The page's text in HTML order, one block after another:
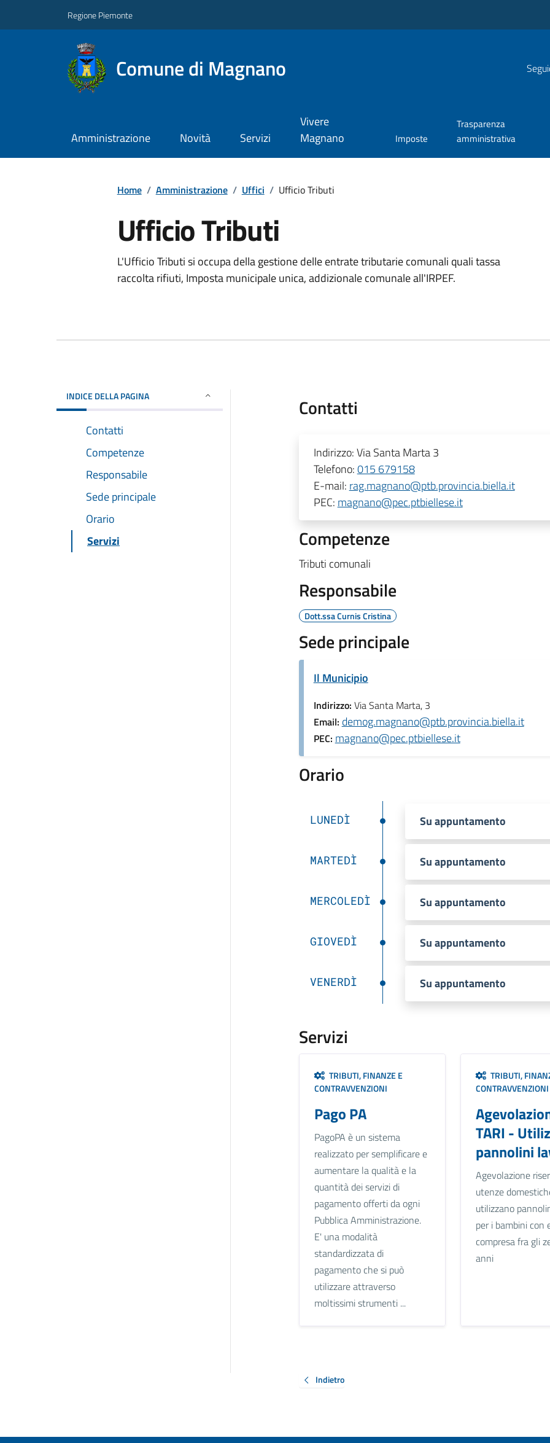
Regione Piemonte
Comune di Magnano
Amministrazione Novità Servizi
Vivere
Magnano
Imposte
Trasparenza
amministrativa
Home / Amministrazione / Uffici / Ufficio Tributi
Ufficio Tributi
L'Ufficio Tributi si occupa della gestione delle entrate tributarie comunali quali tassa
raccolta rifiuti, Imposta municipale unica, addizionale comunale all'IRPEF.
INDICE DELLA PAGINA
Contatti
Competenze
Responsabile
Sede principale
Orario
Servizi
Contatti
Indirizzo:Via Santa Marta 3
Telefono:015 679158
E-mail: rag.magnano@ptb.provincia.biella.it
PEC: magnano@pec.ptbiellese.it
Competenze
Tributi comunali
Responsabile
Dott.ssa Curnis Cristina
Sede principale
Il Municipio
Indirizzo: Via Santa Marta, 3
Email: demog.magnano@ptb.provincia.biella.it
PEC: magnano@pec.ptbiellese.it
Orario
LUNEDÌ Su appuntamento
MARTEDÌ Su appuntamento
MERCOLEDÌ Su appuntamento
GIOVEDÌ Su appuntamento
VENERDÌ Su appuntamento
Servizi
TRIBUTI, FINANZE E
CONTRAVVENZIONI
Pago PA
PagoPA è un sistema
realizzato per semplificare e
aumentare la qualità e la
quantità dei servizi di
pagamento offerti da ogni
Pubblica Amministrazione.
E' una modalità
standardizzata di
pagamento che si può
utilizzare attraverso
moltissimi strumenti ...
TRIBUTI,
CONTRAVVENZIONI
TARI -
pannolini
Agevolazione
utenze
utilizzano
per i bambini con
compresa fra gli
anni
Indietro